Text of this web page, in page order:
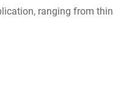
ranging from thin